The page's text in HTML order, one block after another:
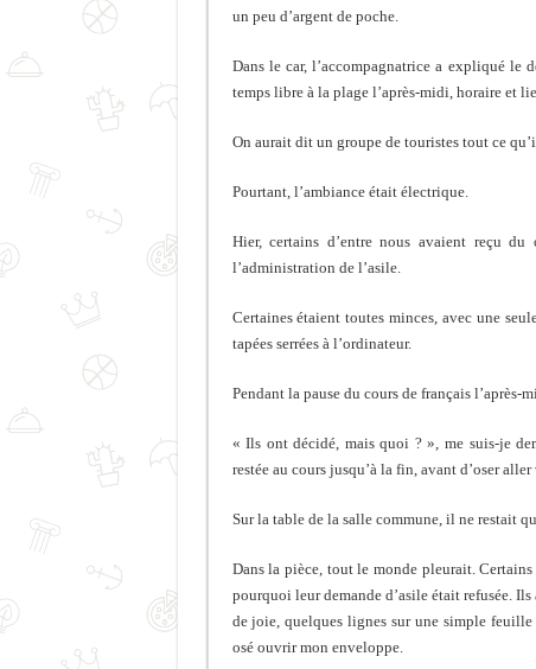
un peu d’argent de poche.
Dans le car, l’accompagnatrice a expliqué
temps libre à la plage l’après-midi, horaire et
On aurait dit un groupe de touristes tout ce
Pourtant, l’ambiance était électrique.
Hier, certains d’entre nous avaient reçu
l’administration de l’asile.
Certaines étaient toutes minces, avec une
tapées serrées à l’ordinateur.
Pendant la pause du cours de français
« Ils ont décidé, mais quoi ? », me suis-je
restée au cours jusqu’à la fin, avant d’oser
Sur la table de la salle commune, il ne restait
Dans la pièce, tout le monde pleurait.
pourquoi leur demande d’asile était refusée.
de joie, quelques lignes sur une simple feuille
osé ouvrir mon enveloppe.